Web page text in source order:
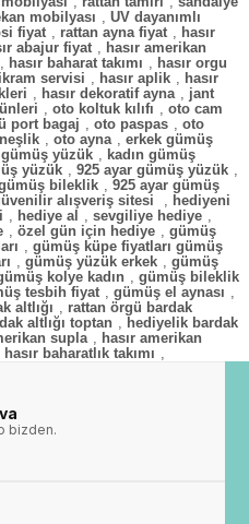
mobilyası
UV dayanımlı
fiyat rattan ayna fiyat
hasır
abajur fiyat
hasır amerikan
hasır baharat takımı
hasır orgu
servisi hasır aplik
hasır
hasır dekoratif ayna
jant
oto koltuk kılıfı
oto cam
port bagaj oto paspas
oto
oto ayna
erkek gümüş
yüzük
kadın gümüş
yüzük 925 ayar gümüş yüzük
bileklik
925 ayar gümüş
alışveriş sitesi
hediyeni
hediye al sevgiliye hediye
özel gün için hediye
gümüş
gümüş küpe fiyatları gümüş
gümüş yüzük erkek
gümüş
kolye kadın
gümüş bileklik
tesbih fiyat gümüş el aynası
altlığı
rattan örgü bardak
altlığı toptan
hediyelik bardak
supla
hasır amerikan
hasır baharatlık takımı
bizden.